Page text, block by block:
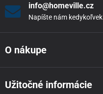
info@homeville.cz
Napíšte nám kedykoľvek
O nákupe
Užitočné informácie